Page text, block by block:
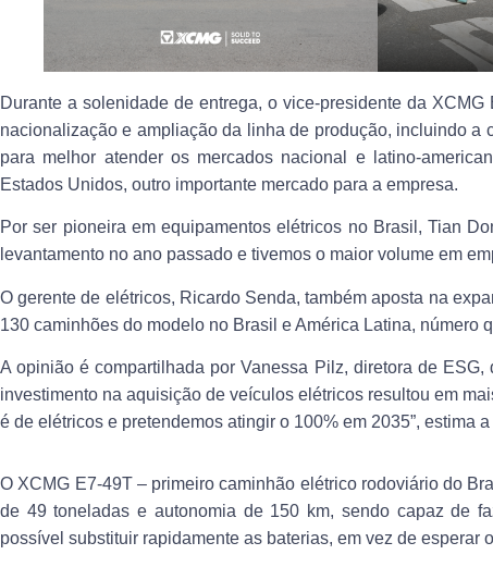
Durante a solenidade de entrega, o vice-presidente da
nacionalização e ampliação da linha de produção, incluindo
para melhor atender os mercados nacional e latino-
Estados Unidos, outro importante mercado para a empresa.
Por ser pioneira em equipamentos elétricos no Brasil, Tian
levantamento no ano passado e tivemos o maior volume em
O gerente de elétricos, Ricardo Senda, também aposta na
130 caminhões do modelo no Brasil e América Latina, número
A opinião é compartilhada por Vanessa Pilz, diretora de
investimento na aquisição de veículos elétricos resultou em
é de elétricos e pretendemos atingir o 100% em 2035”, estima
O XCMG E7-49T – primeiro caminhão elétrico rodoviário do
de 49 toneladas e autonomia de 150 km, sendo capaz de
possível substituir rapidamente as baterias, em vez de esperar